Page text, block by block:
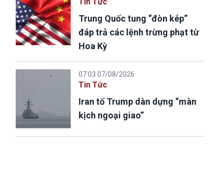
Tin Tức
Trung Quốc tung “đòn kép”
đáp trả các lệnh trừng phạt từ
Hoa Kỳ
07:03 07/08/2026
Tin Tức
Iran tố Trump dàn dựng “màn
kịch ngoại giao”